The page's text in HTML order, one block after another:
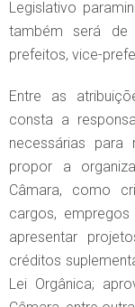
Legislativo
também será de
prefeitos, vice-
Entre as
consta a
necessárias para
propor a
Câmara, como
cargos,
apresentar
créditos
Lei Orgânica;